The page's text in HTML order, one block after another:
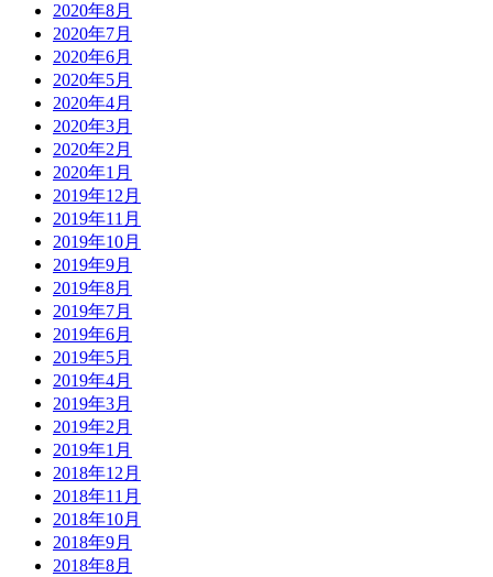
2020年8月
2020年7月
2020年6月
2020年5月
2020年4月
2020年3月
2020年2月
2020年1月
2019年12月
2019年11月
2019年10月
2019年9月
2019年8月
2019年7月
2019年6月
2019年5月
2019年4月
2019年3月
2019年2月
2019年1月
2018年12月
2018年11月
2018年10月
2018年9月
2018年8月